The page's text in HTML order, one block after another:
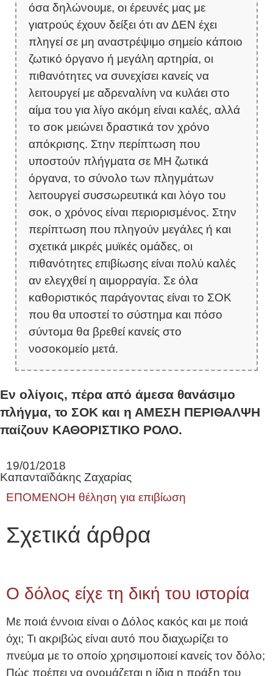
όσα δηλώνουμε, οι έρευνές μας με
γιατρούς έχουν δείξει ότι αν ΔΕΝ έχει
πληγεί σε μη αναστρέψιμο σημείο κάποιο
ζωτικό όργανο ή μεγάλη αρτηρία, οι
πιθανότητες να συνεχίσει κανείς να
λειτουργεί με αδρεναλίνη να κυλάει στο
αίμα του για λίγο ακόμη είναι καλές, αλλά
το σοκ μειώνει δραστικά τον χρόνο
απόκρισης. Στην περίπτωση που
υποστούν πλήγματα σε ΜΗ ζωτικά
όργανα, το σύνολο των πληγμάτων
λειτουργεί συσσωρευτικά και λόγο του
σοκ, ο χρόνος είναι περιορισμένος. Στην
περίπτωση που πληγούν μεγάλες ή και
σχετικά μικρές μυϊκές ομάδες, οι
πιθανότητες επιβίωσης είναι πολύ καλές
αν ελεγχθεί η αιμορραγία. Σε όλα
καθοριστικός παράγοντας είναι το ΣΟΚ
που θα υποστεί το σύστημα και πόσο
σύντομα θα βρεθεί κανείς στο
νοσοκομείο μετά.
Εν ολίγοις, πέρα από άμεσα θανάσιμο
πλήγμα, το ΣΟΚ και η ΑΜΕΣΗ ΠΕΡΙΘΑΛΨΗ
παίζουν ΚΑΘΟΡΙΣΤΙΚΟ ΡΟΛΟ.
19/01/2018
Καπανταϊδάκης Ζαχαρίας
ΕΠΟΜΕΝΟΗ θέληση για επιβίωση
Σχετικά άρθρα
Ο δόλος είχε τη δική του ιστορία
Με ποιά έννοια είναι ο Δόλος κακός και με ποιά
όχι; Τι ακριβώς είναι αυτό που διαχωρίζει το
πνεύμα με το οποίο χρησιμοποιεί κανείς τον δόλο;
Πώς πρέπει να ονομάζεται η ίδια η πράξη του